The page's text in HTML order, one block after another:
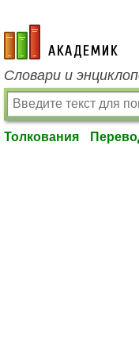
academic.ru
Словари и
Толкования